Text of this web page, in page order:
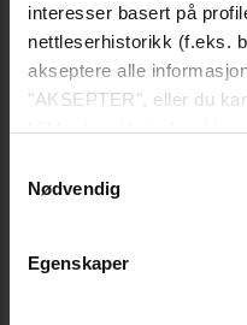
interesser basert på
nettleserhistorikk (f.eks.
akseptere alle
"AKSEPTER", eller du
policy-link nederst på
Nødvendig
Egenskaper